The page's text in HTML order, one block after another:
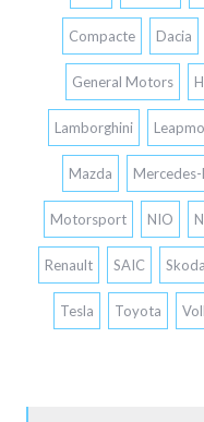
Compacte Dacia
General Motors
Lamborghini
Mazda Mercedes-
Motorsport NIO
Renault SAIC Skoda
Tesla Toyota